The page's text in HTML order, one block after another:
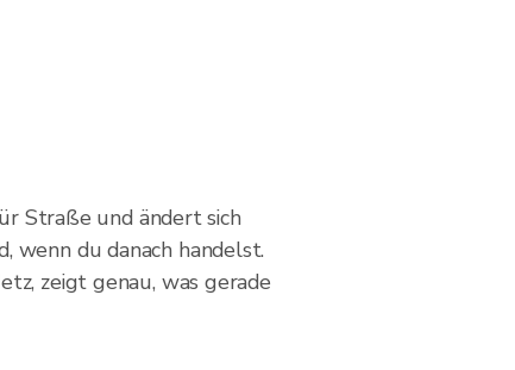
Straße und ändert sich
wenn du danach handelst.
zeigt genau, was gerade